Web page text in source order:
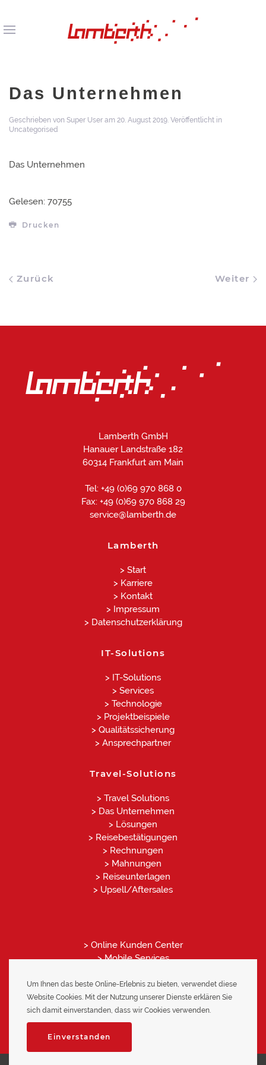
Um Ihnen das beste Online-Erlebnis zu bieten, verwendet diese
Website Cookies. Mit der Nutzung unserer Dienste erklären Sie
sich damit einverstanden, dass wir Cookies verwenden.
Einverstanden
Das Unternehmen
Geschrieben von Super User am 20. August 2019. Veröffentlicht in
Uncategorised
Das Unternehmen
Gelesen: 70755
Drucken
Zurück Weiter
Lamberth GmbH
Hanauer Landstraße 182
60314 Frankfurt am Main
Tel: +49 (0)69 970 868 0
Fax: +49 (0)69 970 868 29
service@lamberth.de
Lamberth
> Start
> Karriere
> Kontakt
> Impressum
> Datenschutzerklärung
IT-Solutions
> IT-Solutions
> Services
> Technologie
> Projektbeispiele
> Qualitätssicherung
> Ansprechpartner
Travel-Solutions
> Travel Solutions
> Das Unternehmen
> Lösungen
> Reisebestätigungen
> Rechnungen
> Mahnungen
> Reiseunterlagen
> Upsell/Aftersales
> Online Kunden Center
> Mobile Services
> Reporting
> Individual Software
> Back Office
> Ansprechpartner